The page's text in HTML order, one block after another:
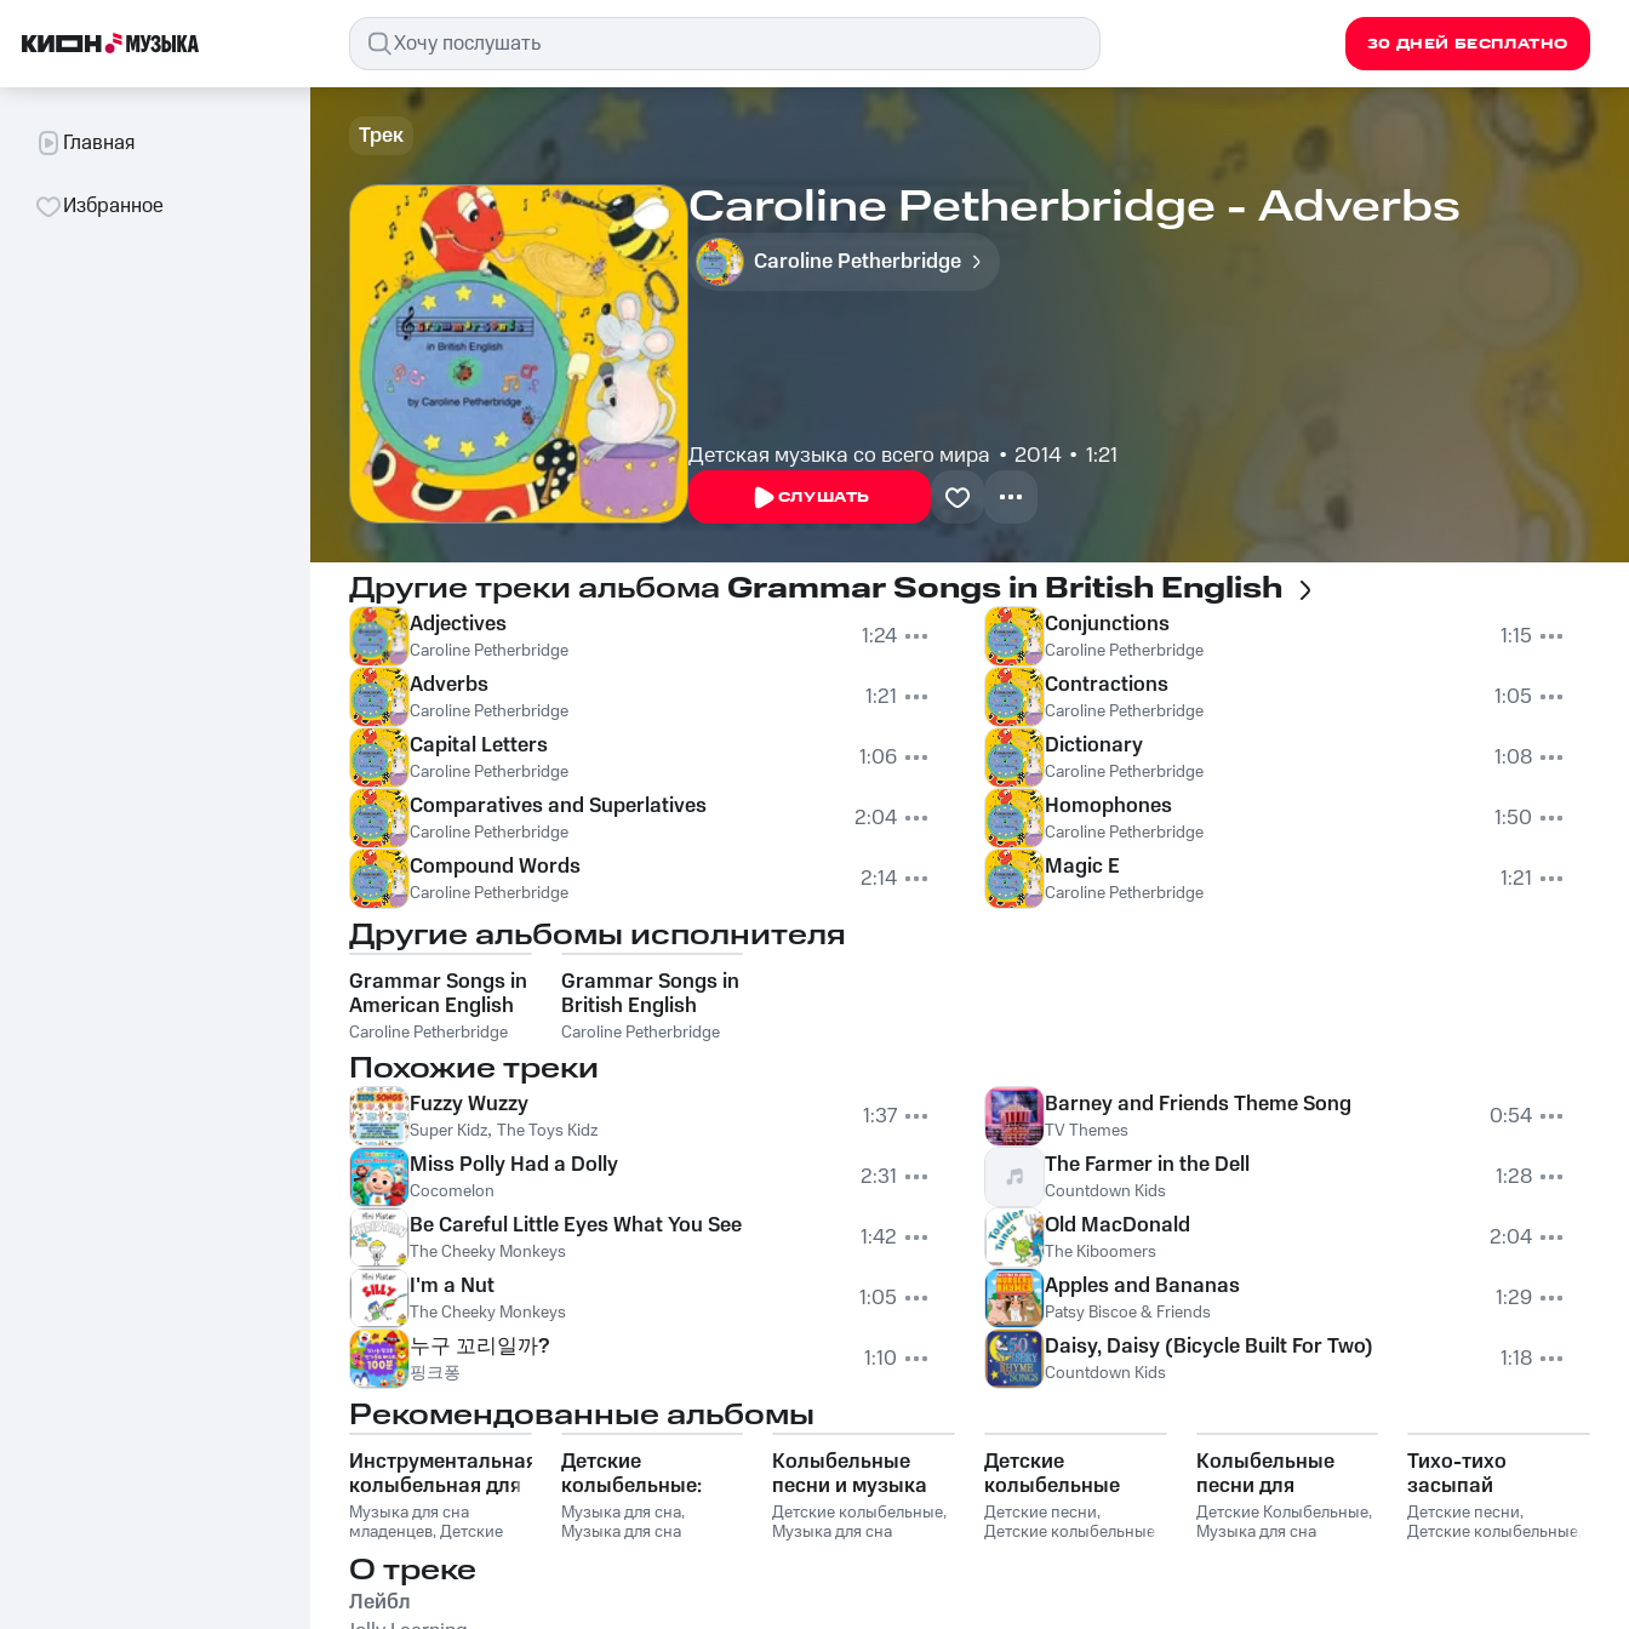
30 ДНЕЙ БЕСПЛАТНО
Главная
Избранное
Трек
Caroline Petherbridge - Adverbs
Caroline Petherbridge
Детская музыка со всего мира 2014 1:21
СЛУШАТЬ
Другие треки альбома Grammar Songs in British English
Adjectives
Caroline Petherbridge
1:24
Adverbs
Caroline Petherbridge
1:21
Capital Letters
Caroline Petherbridge
1:06
Comparatives and Superlatives
Caroline Petherbridge
2:04
Compound Words
Caroline Petherbridge 2:14
Conjunctions
Caroline Petherbridge
1:15
Contractions
Caroline Petherbridge
1:05
Dictionary
Caroline Petherbridge
1:08
Homophones
Caroline Petherbridge
1:50
Magic E
Caroline Petherbridge 1:21
Другие альбомы исполнителя
Grammar Songs in
American English
Caroline Petherbridge
Grammar Songs in
British English
Caroline Petherbridge
Похожие треки
Fuzzy Wuzzy
Super Kidz, The Toys Kidz
1:37
Miss Polly Had a Dolly
Cocomelon
2:31
Be Careful Little Eyes What You See
The Cheeky Monkeys
1:42
I'm a Nut
The Cheeky Monkeys
1:05
누구 꼬리일까?
핑크퐁 1:10
Barney and Friends Theme Song
TV Themes
0:54
The Farmer in the Dell
Countdown Kids
1:28
Old MacDonald
The Kiboomers
2:04
Apples and Bananas
Patsy Biscoe & Friends
1:29
Daisy, Daisy (Bicycle Built For Two)
Countdown Kids 1:18
Рекомендованные альбомы
Инструментальная
колыбельная для
малышей со
звуками природы
Музыка для сна
младенцев,Детские
для сна малыша,
Колыбельная музыка
Детские
колыбельные:
Нежная
успокаивающая
Музыка для сна,
Музыка для сна
Колыбельные
песни и музыка
для сна
младенцев
Детские колыбельные,
Музыка для сна
Детские
колыбельные
песни и музыка
для сна малыша и
Детские песни,
Детские колыбельные,
Колыбельные
песни для
малышей
Детские Колыбельные,
Музыка для сна
Тихо-тихо
засыпай
Детские песни,
Детские колыбельные
О треке
Лейбл